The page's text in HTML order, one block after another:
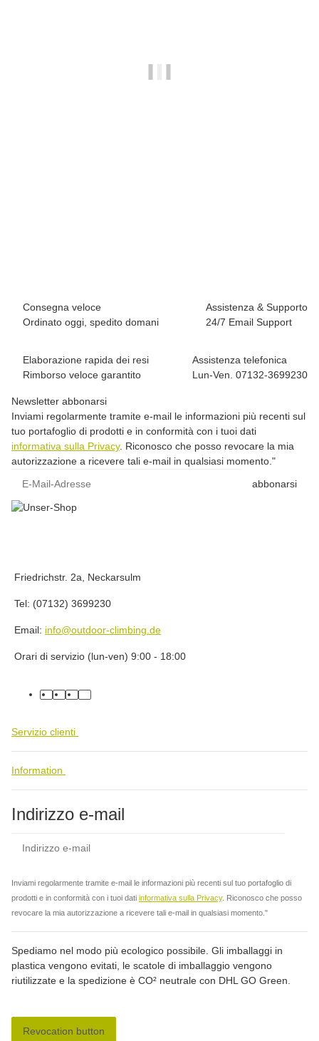
Consegna veloce
Ordinato oggi, spedito domani
Assistenza & Supporto
24/7 Email Support
Elaborazione rapida dei resi
Rimborso veloce garantito
Assistenza telefonica
Lun-Ven. 07132-3699230
Newsletter abbonarsi
Inviami regolarmente tramite e-mail le informazioni più recenti sul
tuo portafoglio di prodotti e in conformità con i tuoi dati
informativa sulla Privacy. Riconosco che posso revocare la mia
autorizzazione a ricevere tali e-mail in qualsiasi momento."
abbonarsi
Friedrichstr. 2a, Neckarsulm
Tel: (07132) 3699230
Email: info@outdoor-climbing.de
Orari di servizio (lun-ven) 9:00 - 18:00
facebook
youtube
instagram
tiktok
Servizio clienti
Information
Indirizzo e-mail
Inviami regolarmente tramite e-mail le informazioni più recenti sul tuo portafoglio di
prodotti e in conformità con i tuoi dati informativa sulla Privacy. Riconosco che posso
revocare la mia autorizzazione a ricevere tali e-mail in qualsiasi momento."
Spediamo nel modo più ecologico possibile. Gli imballaggi in
plastica vengono evitati, le scatole di imballaggio vengono
riutilizzate e la spedizione è CO² neutrale con DHL GO Green.
Revocation button